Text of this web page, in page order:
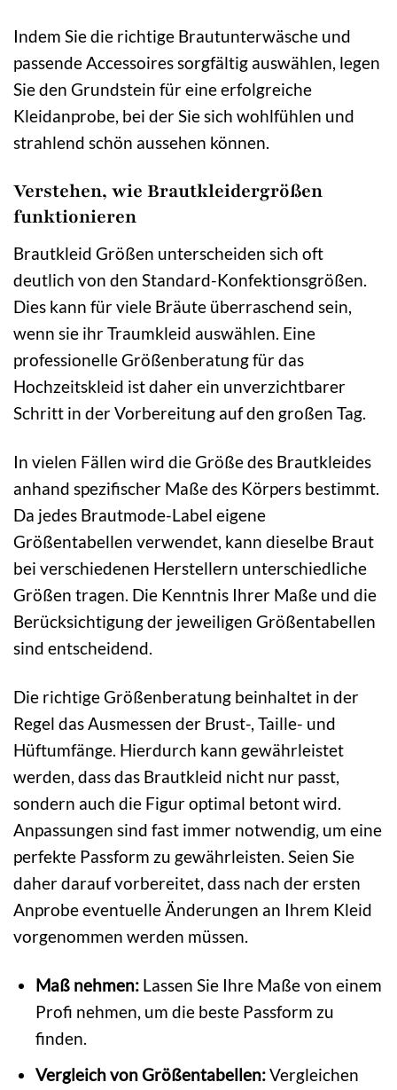
Indem Sie die richtige Brautunterwäsche und
passende Accessoires sorgfältig auswählen, legen
Sie den Grundstein für eine erfolgreiche
Kleidanprobe, bei der Sie sich wohlfühlen und
strahlend schön aussehen können.
Verstehen, wie Brautkleidergrößen
funktionieren
Brautkleid Größen unterscheiden sich oft
deutlich von den Standard-Konfektionsgrößen.
Dies kann für viele Bräute überraschend sein,
wenn sie ihr Traumkleid auswählen. Eine
professionelle Größenberatung für das
Hochzeitskleid ist daher ein unverzichtbarer
Schritt in der Vorbereitung auf den großen Tag.
In vielen Fällen wird die Größe des Brautkleides
anhand spezifischer Maße des Körpers bestimmt.
Da jedes Brautmode-Label eigene
Größentabellen verwendet, kann dieselbe Braut
bei verschiedenen Herstellern unterschiedliche
Größen tragen. Die Kenntnis Ihrer Maße und die
Berücksichtigung der jeweiligen Größentabellen
sind entscheidend.
Die richtige Größenberatung beinhaltet in der
Regel das Ausmessen der Brust-, Taille- und
Hüftumfänge. Hierdurch kann gewährleistet
werden, dass das Brautkleid nicht nur passt,
sondern auch die Figur optimal betont wird.
Anpassungen sind fast immer notwendig, um eine
perfekte Passform zu gewährleisten. Seien Sie
daher darauf vorbereitet, dass nach der ersten
Anprobe eventuelle Änderungen an Ihrem Kleid
vorgenommen werden müssen.
Maß nehmen:Lassen Sie Ihre Maße von einem
Profi nehmen, um die beste Passform zu
finden.
Vergleich von Größentabellen:Vergleichen